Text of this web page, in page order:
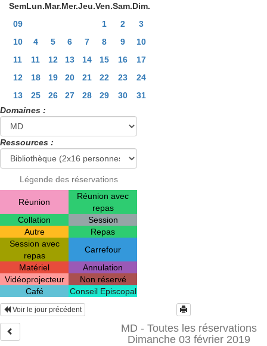
SemLun.Mar.Mer.Jeu.Ven.Sam.Dim.
09
1 2
3
10
4 5 6 7 8 9
10
11
11 12 13 14 15 16
17
12
18 19 20 21 22 23
24
13
25 26 27 28 29 30
31
Domaines :
Ressources :
Légende des réservations
Réunion
Réunion avec
repas
Collation
Session
Autre
Repas
Session avec
repas
Carrefour
Matériel
Annulation
Vidéoprojecteur
Non réservé
Café
Conseil Episcopal
Voir le jour précédent
MD - Toutes les réservations
Dimanche 03 février 2019